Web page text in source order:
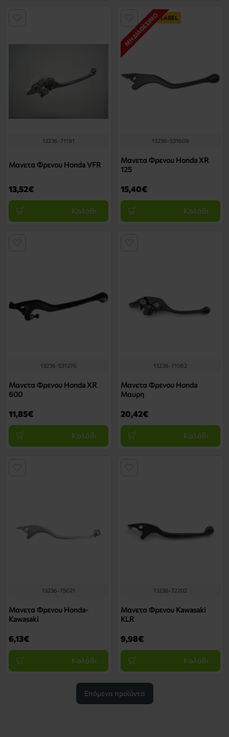
13236-71191
Μανετα Φρενου Honda VFR
13,52€
Καλάθι
LABEL
ΜΗ ΔΙΑΘΈΣΙΜΟ
13236-531609
Μανετα Φρενου Honda XR
125
15,40€
Καλάθι
13236-531276
Μανετα Φρενου Honda XR
600
11,85€
Καλάθι
13236-71062
Μανετα Φρενου Honda
Μαυρη
20,42€
Καλάθι
13236-75021
Μανετα Φρενου Honda-
Kawasaki
6,13€
Καλάθι
13236-72202
Μανετα Φρενου Kawasaki
KLR
9,98€
Καλάθι
Επόμενα προϊόντα